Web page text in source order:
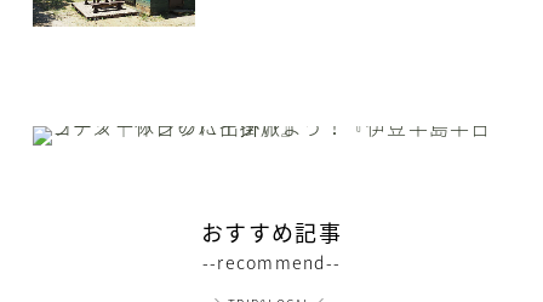
おすすめ記事
--recommend--